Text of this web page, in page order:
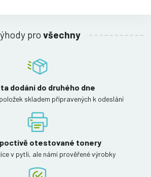
pro všechny
dodání do druhého dne
skladem připravených k odeslání
otestované tonery
v pytli, ale námi prověřené výrobky